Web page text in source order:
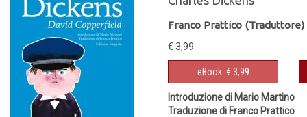
Franco Prattico (Traduttore)
€ 3,99
eBook € 3,99
Introduzione di Mario Martino
Traduzione di Franco Prattico